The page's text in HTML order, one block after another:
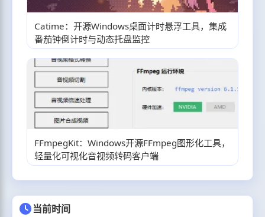
Catime：开源Windows桌面计时悬浮工具，集成
番茄钟倒计时与动态托盘监控
FFmpegKit：Windows开源FFmpeg图形化工具，
轻量化可视化音视频转码客户端
当前时间